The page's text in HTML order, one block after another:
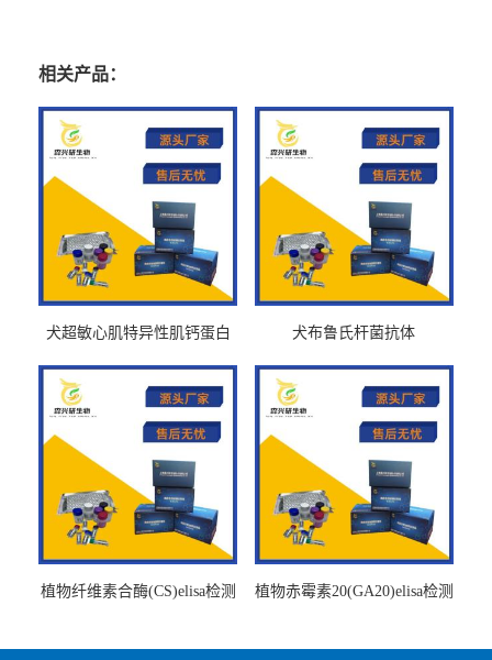
相关产品：
犬超敏心肌特异性肌钙蛋白
犬布鲁氏杆菌抗体
植物纤维素合酶(CS)elisa检测
植物赤霉素20(GA20)elisa检测